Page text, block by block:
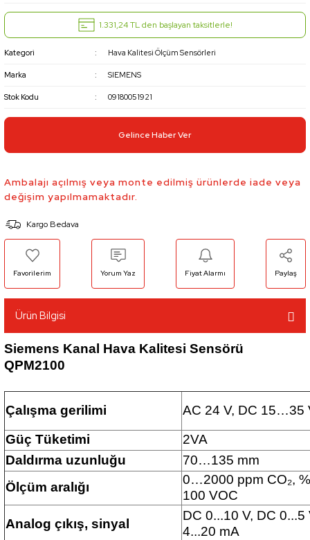
1.331,24 TL den başlayan taksitlerle!
Kategori Hava Kalitesi Ölçüm Sensörleri
Marka SIEMENS
Stok Kodu 09180051921
Gelince Haber Ver
Ambalajı açılmış veya monte edilmiş ürünlerde iade veya
değişim yapılmamaktadır.
Kargo Bedava
Yorum Yaz Fiyat Alarmı Paylaş
Ürün Bilgisi
Siemens Kanal Hava Kalitesi Sensörü
QPM2100
Çalışma gerilimi
AC 24 V, DC 15…35
Güç Tüketimi
2VA
Daldırma uzunluğu
70…135 mm
Ölçüm aralığı
0…2000 ppm CO₂,
100 VOC
Analog çıkış, sinyal
DC 0...10 V, DC 0...5
4...20 mA